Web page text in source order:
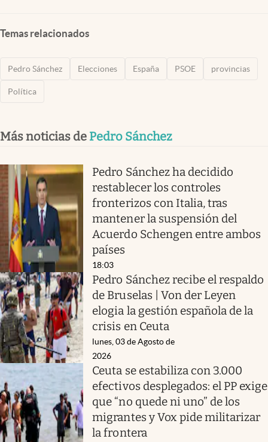
Temas relacionados
Pedro Sánchez Elecciones España PSOE provincias
Política
Más noticias de Pedro Sánchez
Pedro Sánchez ha decidido
restablecer los controles
fronterizos con Italia, tras
mantener la suspensión del
Acuerdo Schengen entre ambos
países
18:03
Pedro Sánchez recibe el respaldo
de Bruselas | Von der Leyen
elogia la gestión española de la
crisis en Ceuta
lunes, 03 de Agosto de
2026
Ceuta se estabiliza con 3.000
efectivos desplegados: el PP exige
que “no quede ni uno” de los
migrantes y Vox pide militarizar
la frontera